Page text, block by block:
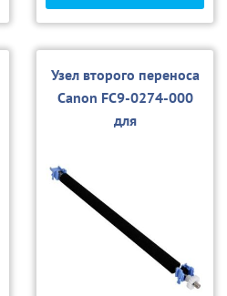
Узел второго переноса
Canon FC9-0274-000
для